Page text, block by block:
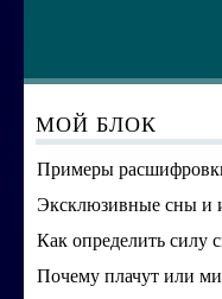
МОЙ БЛОК
Примеры
Эксклюзивные сны и
Как определить силу
Почему плачут или